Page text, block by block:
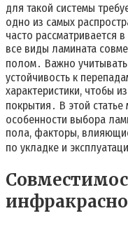
для такой системы
одно из самых
часто рассматривается
все виды ламината
полом․ Важно
устойчивость к
характеристики, чтобы
покрытия․ В этой
особенности выбора
пола, факторы,
по укладке и